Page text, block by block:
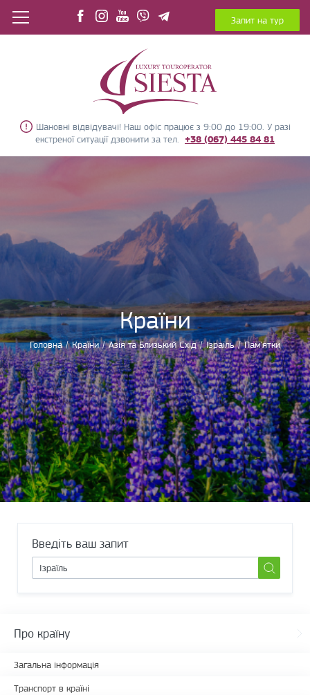
Шановні відвідувачі! Наш офіс працює з 9:00 до 19:00. У разі
екстреної ситуації дзвонити за тел. +38 (067) 445 84 81
Запит на тур
Країни
Головна / Країни / Азія та Близький Схід / Ізраїль / Пам'ятки
Введіть ваш запит
Про країну
Загальна інформація
Транспорт в країні